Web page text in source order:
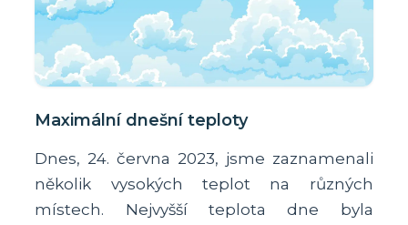
Maximální dnešní teploty
Dnes, 24. června 2023, jsme zaznamenali
několik vysokých teplot na různých
místech. Nejvyšší teplota dne byla